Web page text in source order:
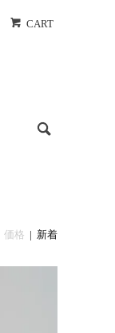
CART
価格 | 新着